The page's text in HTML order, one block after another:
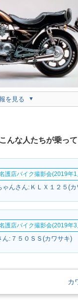
を見る
んな人たちが乗っ
護店バイク撮影会(2019年
ゃんさん:ＫＬＸ１２５(カ
護店バイク撮影会(2019年
ん:７５０ＳＳ(カワサキ)
カ